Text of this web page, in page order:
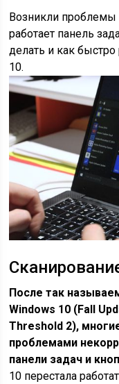
Возникли проблемы
работает панель
делать и как
10.
После так
Windows 10 (Fall
Threshold 2),
проблемами
панели задач и
10 перестала